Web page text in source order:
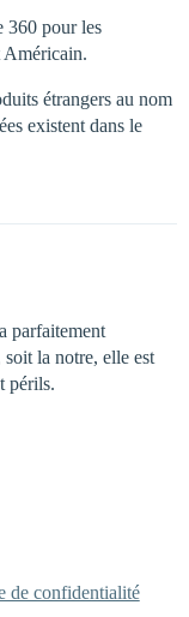
360 pour les
Américain.
étrangers au nom
existent dans le
parfaitement
soit la notre, elle est
périls.
de confidentialité